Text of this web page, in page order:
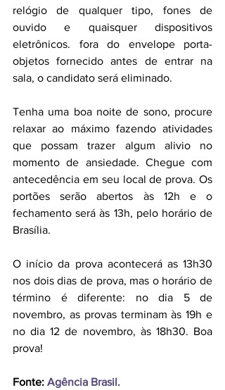
relógio de qualquer tipo, fones de
ouvido e quaisquer dispositivos
eletrônicos. fora do envelope porta-
objetos fornecido antes de entrar na
sala, o candidato será eliminado.
Tenha uma boa noite de sono, procure
relaxar ao máximo fazendo atividades
que possam trazer algum alivio no
momento de ansiedade. Chegue com
antecedência em seu local de prova. Os
portões serão abertos às 12h e o
fechamento será às 13h, pelo horário de
Brasília.
O início da prova acontecerá as 13h30
nos dois dias de prova, mas o horário de
término é diferente: no dia 5 de
novembro, as provas terminam às 19h e
no dia 12 de novembro, às 18h30. Boa
prova!
Fonte: Agência Brasil.